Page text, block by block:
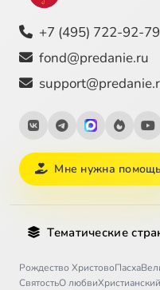
+7 (495) 722-92-79
fond@predanie.ru
Мне нужна помощь
Тематические
Рождество ХристовоПасха
СвятостьО любви